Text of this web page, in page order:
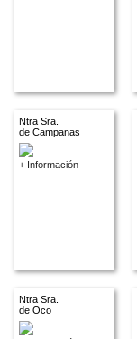
Ntra Sra.
de Campanas
+ Información
Ntra Sra.
de Oco